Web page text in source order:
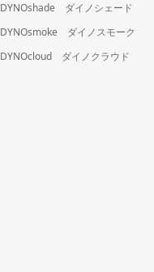
DYNOshade ダイノシェード
DYNOsmoke ダイノスモーク
DYNOcloud ダイノクラウド